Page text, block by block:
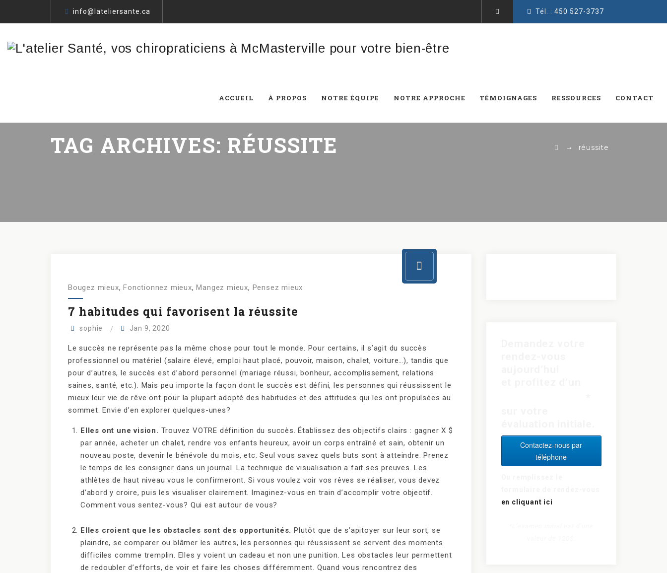
info@lateliersante.ca Tél. : 450 527-3737
ACCUEIL À PROPOS NOTRE ÉQUIPE NOTRE APPROCHE TÉMOIGNAGES RESSOURCES CONTACT
TAG ARCHIVES: RÉUSSITE → réussite
Bougez mieux,Fonctionnez mieux,Mangez mieux, Pensez mieux
7 habitudes qui favorisent la réussite
sophie Jan 9, 2020
Le succès ne représente pas la même chose pour tout le monde. Pour certains, il s’agit du succès
professionnel ou matériel (salaire élevé, emploi haut placé, pouvoir, maison, chalet, voiture…), tandis que
pour d’autres, le succès est d’abord personnel (mariage réussi, bonheur, accomplissement, relations
saines, santé, etc.). Mais peu importe la façon dont le succès est défini, les personnes qui réussissent le
mieux leur vie de rêve ont pour la plupart adopté des habitudes et des attitudes qui les ont propulsées au
sommet. Envie d’en explorer quelques-unes?
Elles ont une vision. Trouvez VOTRE définition du succès. Établissez des objectifs clairs : gagner X $
par année, acheter un chalet, rendre vos enfants heureux, avoir un corps entraîné et sain, obtenir un
nouveau poste, devenir le bénévole du mois, etc. Seul vous savez quels buts sont à atteindre. Prenez
le temps de les consigner dans un journal. La technique de visualisation a fait ses preuves. Les
athlètes de haut niveau vous le confirmeront. Si vous voulez voir vos rêves se réaliser, vous devez
d’abord y croire, puis les visualiser clairement. Imaginez-vous en train d’accomplir votre objectif.
Comment vous sentez-vous? Qui est autour de vous?
Elles croient que les obstacles sont des opportunités. Plutôt que de s’apitoyer sur leur sort, se
plaindre, se comparer ou blâmer les autres, les personnes qui réussissent se servent des moments
difficiles comme tremplin. Elles y voient un cadeau et non une punition. Les obstacles leur permettent
de redoubler d’efforts, de voir et faire les choses différemment. Quand vous rencontrez des
Contactez-nous par
téléphone
en cliquant ici